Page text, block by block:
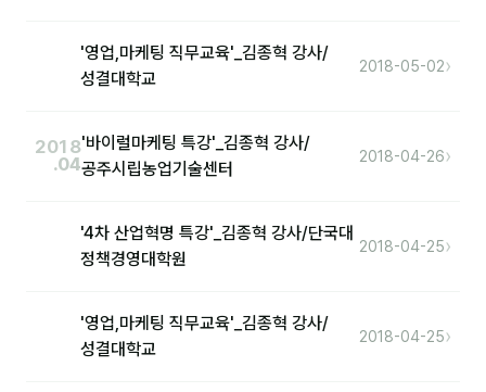
담당자·교육생 피드백
온라인강의 수강 후기
미팅·보고
'영업,마케팅 직무교육'_김종혁 강사/
성결대학교
2018-05-02›
2018
.04
'바이럴마케팅 특강'_김종혁 강사/
공주시립농업기술센터
2018-04-26›
'4차 산업혁명 특강'_김종혁 강사/단국대
정책경영대학원
2018-04-25›
'영업,마케팅 직무교육'_김종혁 강사/
성결대학교
2018-04-25›